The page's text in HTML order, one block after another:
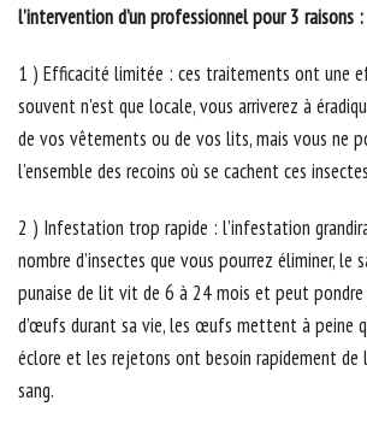
l’intervention d’un professionnel pour 3 raisons :
1 ) Efficacité limitée : ces traitements ont une
souvent n’est que locale, vous arriverez à
de vos vêtements ou de vos lits, mais vous ne
l’ensemble des recoins où se cachent ces
2 ) Infestation trop rapide : l’infestation
nombre d’insectes que vous pourrez éliminer, le
punaise de lit vit de 6 à 24 mois et peut pondre
d’œufs durant sa vie, les œufs mettent à peine
éclore et les rejetons ont besoin rapidement de
sang.